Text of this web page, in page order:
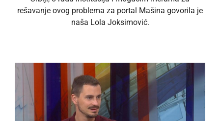
rešavanje ovog problema za portal Mašina govorila je
naša Lola Joksimović.